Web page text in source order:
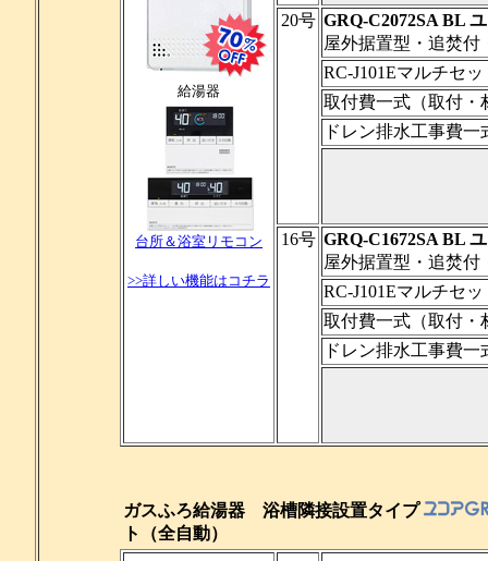
給湯器
台所＆浴室リモコン
>>詳しい機能はコチラ
20号 GRQ-C2072SA BL
屋外据置型・追焚
RC-J101Eマルチセ
取付費一式（取付・
ドレン排水工事費一
16号 GRQ-C1672SA BL
屋外据置型・追焚
RC-J101Eマルチセ
取付費一式（取付・
ドレン排水工事費一
ガスふろ給湯器 浴槽隣接設置タイプ
ト（全自動）